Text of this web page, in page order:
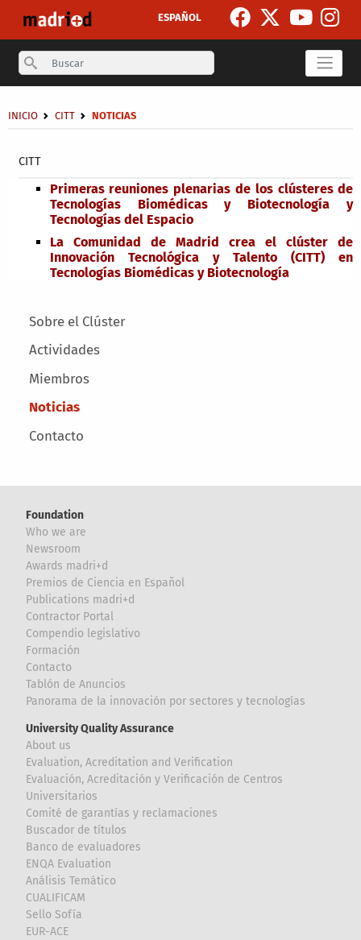
ESPAÑOL
Search
CITT
Breadcrumb
INICIO CITT NOTICIAS
Main menu
Sobre el Clúster
Actividades
Miembros
Noticias
Contacto
Primeras reuniones plenarias de los clústeres de
Tecnologías Biomédicas y Biotecnología y
Tecnologías del Espacio
La Comunidad de Madrid crea el clúster de
Innovación Tecnológica y Talento (CITT) en
Tecnologías Biomédicas y Biotecnología
Foundation
Who we are
Newsroom
Awards madri+d
Premios de Ciencia en Español
Publications madri+d
Contractor Portal
Compendio legislativo
Formación
Contacto
Tablón de Anuncios
Panorama de la innovación por sectores y tecnologías
University Quality Assurance
About us
Evaluation, Acreditation and Verification
Evaluación, Acreditación y Verificación de Centros
Universitarios
Comité de garantías y reclamaciones
Buscador de títulos
Banco de evaluadores
ENQA Evaluation
Análisis Temático
CUALIFICAM
Sello Sofía
EUR-ACE